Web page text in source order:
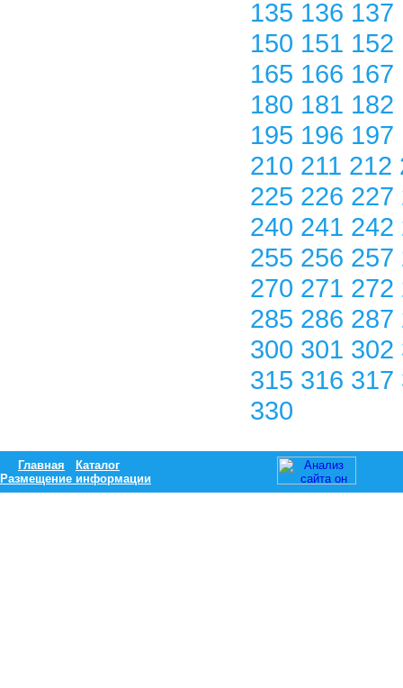
135 136 137
150 151 152
165 166 167
180 181 182
195 196 197
210 211 212
225 226 227
240 241 242
255 256 257
270 271 272
285 286 287
300 301 302
315 316 317
330
Главная
Каталог
Размещение информации